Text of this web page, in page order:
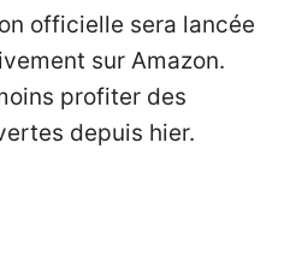
officielle sera lancée
sur Amazon.
profiter des
depuis hier.